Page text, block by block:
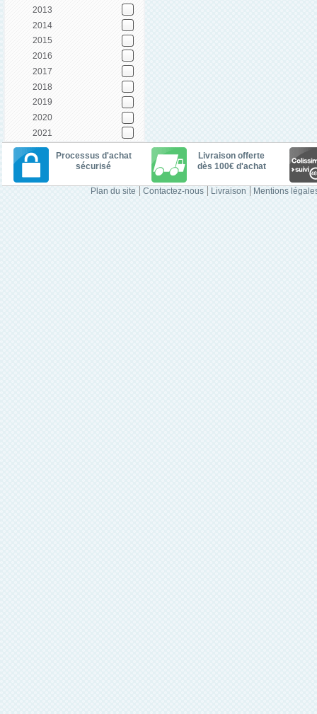
2013
2014
2015
2016
2017
2018
2019
2020
2021
Processus d'achat
sécurisé
Livraison offerte
dès 100€ d'achat
Plan du site Contactez-nous Livraison Mentions